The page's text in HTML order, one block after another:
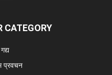
CATEGORY
प्रवचन